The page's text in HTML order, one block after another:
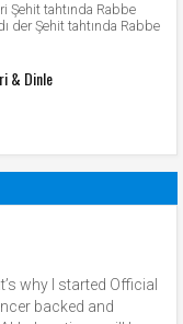
Şehit tahtında Rabbe
der Şehit tahtında Rabbe
& Dinle
why I started Official
backed and